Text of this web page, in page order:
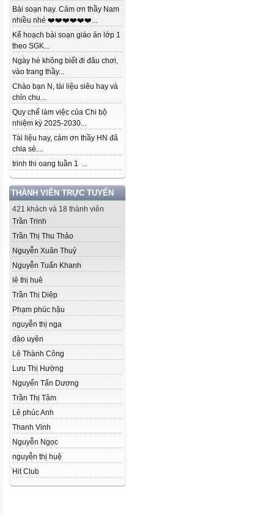
Bài soạn hay. Cảm ơn thầy Nam
nhiều nhé ❤️❤️❤️❤️❤️❤️...
Kế hoạch bài soạn giáo án lớp 1
theo SGK...
Ngày hè không biết đi đâu chơi,
vào trang thầy...
Chào bạn N, tài liệu siêu hay và
chỉn chu...
Quy chế làm việc của Chi bộ
nhiệm kỳ 2025-2030...
Tài liệu hay, cảm ơn thầy HN đã
chia sẻ....
trinh thi oang tuần 1 ...
THÀNH VIÊN TRỰC TUYẾN
421 khách và 18 thành viên
Trần Trinh
Trần Thị Thu Thảo
Nguyễn Xuân Thuỷ
Nguyễn Tuấn Khanh
lê thị huê
Trần Thị Diệp
Phạm phúc hậu
nguyễn thị nga
đào uyên
Lê Thành Công
Lưu Thị Hường
Nguyển Tấn Dương
Trần Thị Tâm
Lê phúc Anh
Thanh Vinh
Nguyễn Ngọc
nguyễn thị huệ
Hit Club